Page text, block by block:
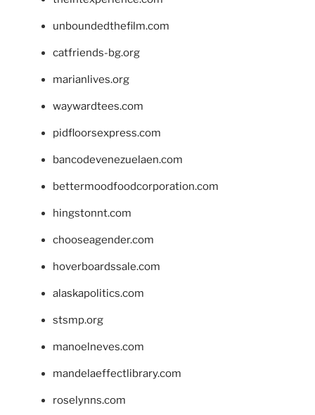
unboundedthefilm.com
catfriends-bg.org
marianlives.org
waywardtees.com
pidfloorsexpress.com
bancodevenezuelaen.com
bettermoodfoodcorporation.com
hingstonnt.com
chooseagender.com
hoverboardssale.com
alaskapolitics.com
stsmp.org
manoelneves.com
mandelaeffectlibrary.com
roselynns.com